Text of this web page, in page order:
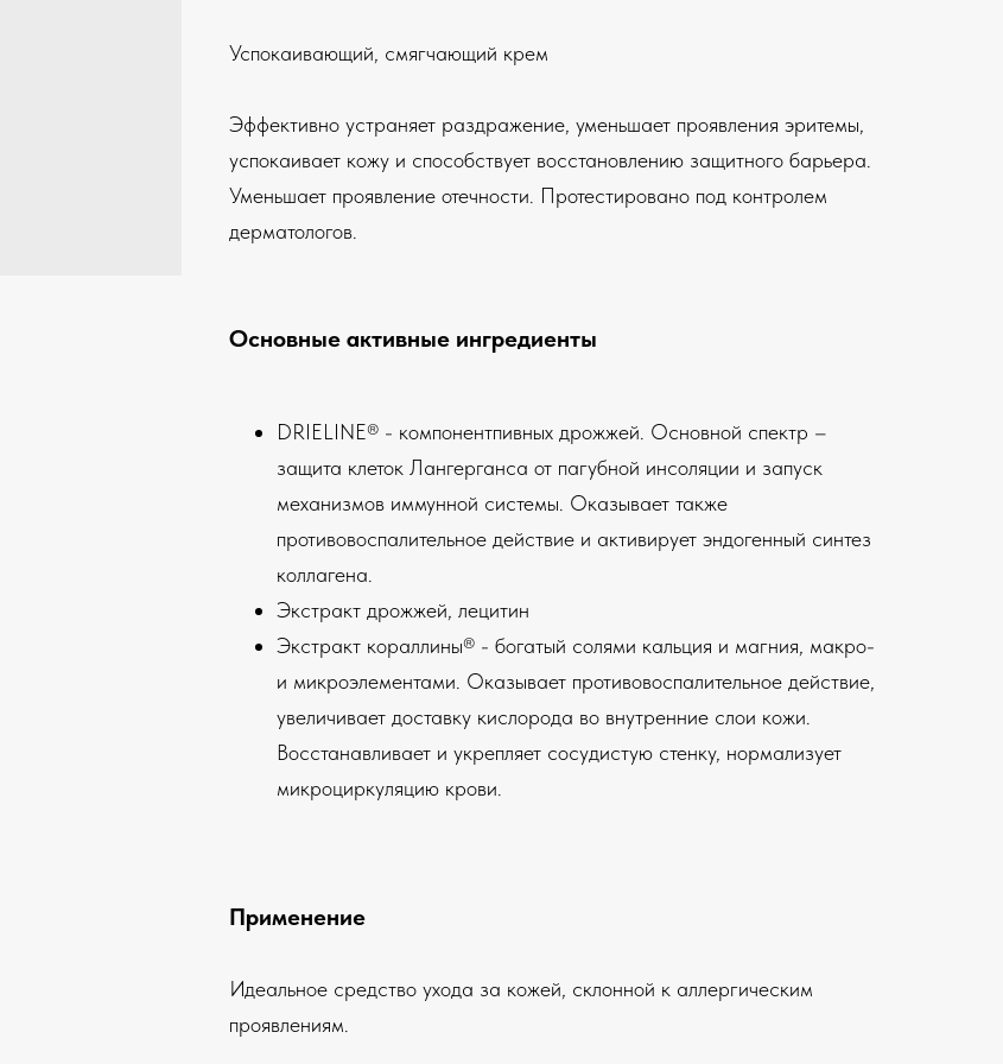
Успокаивающий, смягчающий крем
Эффективно устраняет раздражение, уменьшает проявления эритемы,
успокаивает кожу и способствует восстановлению защитного барьера.
Уменьшает проявление отечности. Протестировано под контролем
дерматологов.
Основные активные ингредиенты
DRIELINE® - компонентпивных дрожжей. Основной спектр –
защита клеток Лангерганса от пагубной инсоляции и запуск
механизмов иммунной системы. Оказывает также
противовоспалительное действие и активирует эндогенный синтез
коллагена.
Экстракт дрожжей, лецитин
Экстракт кораллины® - богатый солями кальция и магния, макро-
и микроэлементами. Оказывает противовоспалительное действие,
увеличивает доставку кислорода во внутренние слои кожи.
Восстанавливает и укрепляет сосудистую стенку, нормализует
микроциркуляцию крови.
Применение
Идеальное средство ухода за кожей, склонной к аллергическим
проявлениям.